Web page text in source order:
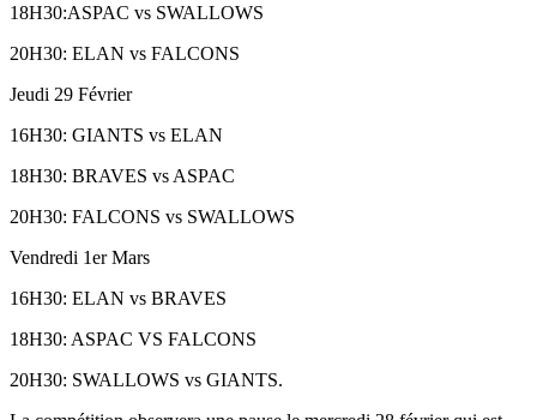
18H30:ASPAC vs SWALLOWS
20H30: ELAN vs FALCONS
Jeudi 29 Février
16H30: GIANTS vs ELAN
18H30: BRAVES vs ASPAC
20H30: FALCONS vs SWALLOWS
Vendredi 1er Mars
16H30: ELAN vs BRAVES
18H30: ASPAC VS FALCONS
20H30: SWALLOWS vs GIANTS.